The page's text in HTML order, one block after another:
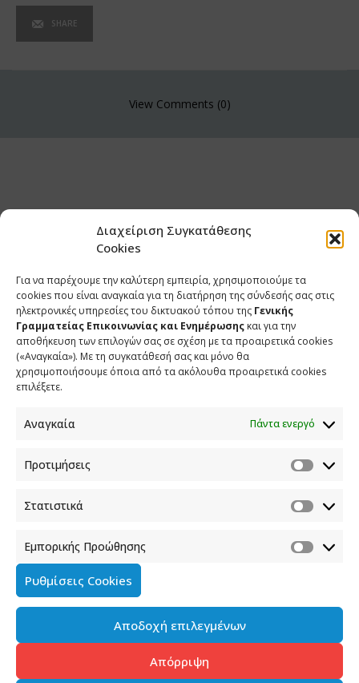
Διαχείριση Συγκατάθεσης
Cookies
Για να παρέχουμε την καλύτερη εμπειρία, χρησιμοποιούμε τα
cookies που είναι αναγκαία για τη διατήρηση της σύνδεσής σας στις
ηλεκτρονικές υπηρεσίες του δικτυακού τόπου της Γενικής
Γραμματείας Επικοινωνίας και Ενημέρωσης και για την
αποθήκευση των επιλογών σας σε σχέση με τα προαιρετικά cookies
(«Αναγκαία»). Με τη συγκατάθεσή σας και μόνο θα
χρησιμοποιήσουμε όποια από τα ακόλουθα προαιρετικά cookies
επιλέξετε.
Αναγκαία Πάντα ενεργό
Προτιμήσεις
Στατιστικά
Εμπορικής Προώθησης
Ρυθμίσεις Cookies
Αποδοχή επιλεγμένων
Απόρριψη
SHARE
View Comments (0)
ΕΠΙΚΟΙΝΩΝΙΑ
Φραγκούδη 11 & Αλεξάνδρου Πάντου
info.media@media.gov.gr
Πολιτική Cookies
Όροι χρήσης
Πολιτική προστασίας προσωπικών δεδομένων του
Διαχείρηση συγκατάθεσης